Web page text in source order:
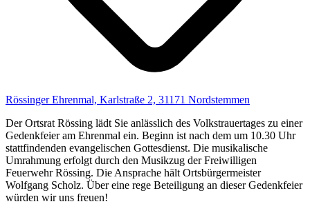
Rössinger Ehrenmal, Karlstraße 2, 31171 Nordstemmen
Der Ortsrat Rössing lädt Sie anlässlich des Volkstrauertages zu einer
Gedenkfeier am Ehrenmal ein. Beginn ist nach dem um 10.30 Uhr
stattfindenden evangelischen Gottesdienst. Die musikalische
Umrahmung erfolgt durch den Musikzug der Freiwilligen
Feuerwehr Rössing. Die Ansprache hält Ortsbürgermeister
Wolfgang Scholz. Über eine rege Beteiligung an dieser Gedenkfeier
würden wir uns freuen!